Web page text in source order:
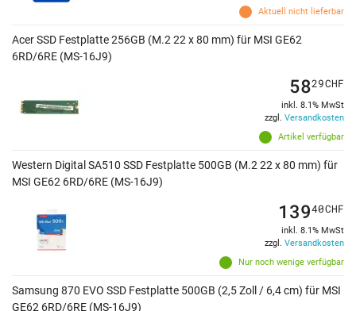
Aktuell nicht lieferbar
Acer SSD Festplatte 256GB (M.2 22 x 80 mm) für MSI GE62
6RD/6RE (MS-16J9)
Artikel verfügbar
5829CHF
inkl. 8.1% MwSt
zzgl. Versandkosten
Western Digital SA510 SSD Festplatte 500GB (M.2 22 x 80 mm) für
MSI GE62 6RD/6RE (MS-16J9)
Nur noch wenige verfügbar
13940CHF
inkl. 8.1% MwSt
zzgl. Versandkosten
Samsung 870 EVO SSD Festplatte 500GB (2,5 Zoll / 6,4 cm) für MSI
GE62 6RD/6RE (MS-16J9)